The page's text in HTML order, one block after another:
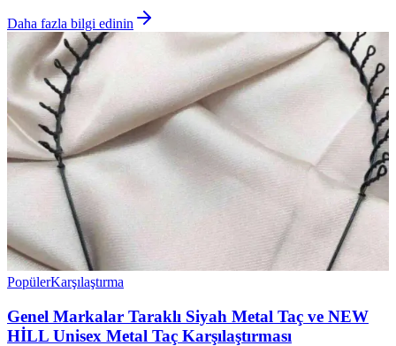
Daha fazla bilgi edinin
PopülerKarşılaştırma
Genel Markalar Taraklı Siyah Metal Taç ve NEW
HİLL Unisex Metal Taç Karşılaştırması